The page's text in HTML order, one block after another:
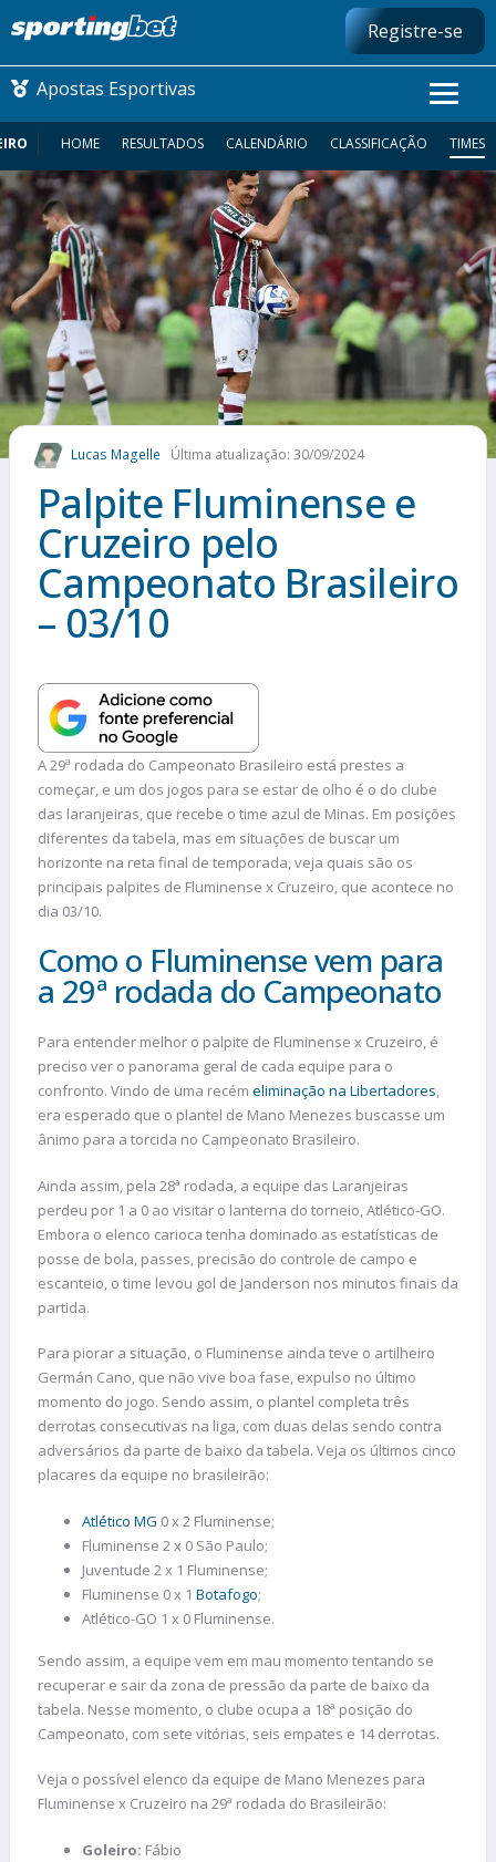
Registre-se
Apostas Esportivas
CONMEBOL LIBERTADORES
FUTEBOL NACIONAL
FUTEBOL INTERNACIONAL
COMO APOSTAR
MAIS ESPORTES
HOME RESULTADOS CALENDÁRIO CLASSIFICAÇÃO TIMES
Lucas Magelle Última atualização: 30/09/2024
Palpite Fluminense e
Cruzeiro pelo
Campeonato Brasileiro
– 03/10
A 29ª rodada do Campeonato Brasileiro está prestes a
começar, e um dos jogos para se estar de olho é o do clube
das laranjeiras, que recebe o time azul de Minas. Em posições
diferentes da tabela, mas em situações de buscar um
horizonte na reta final de temporada, veja quais são os
principais palpites de Fluminense x Cruzeiro, que acontece no
dia 03/10.
Como o Fluminense vem para
a 29ª rodada do Campeonato
Para entender melhor o palpite de Fluminense x Cruzeiro, é
preciso ver o panorama geral de cada equipe para o
confronto. Vindo de uma recém eliminação na Libertadores,
era esperado que o plantel de Mano Menezes buscasse um
ânimo para a torcida no Campeonato Brasileiro.
Ainda assim, pela 28ª rodada, a equipe das Laranjeiras
perdeu por 1 a 0 ao visitar o lanterna do torneio, Atlético-GO.
Embora o elenco carioca tenha dominado as estatísticas de
posse de bola, passes, precisão do controle de campo e
escanteio, o time levou gol de Janderson nos minutos finais da
partida.
Para piorar a situação, o Fluminense ainda teve o artilheiro
Germán Cano, que não vive boa fase, expulso no último
momento do jogo. Sendo assim, o plantel completa três
derrotas consecutivas na liga, com duas delas sendo contra
adversários da parte de baixo da tabela. Veja os últimos cinco
placares da equipe no brasileirão:
Atlético MG 0 x 2 Fluminense;
Fluminense 2 x 0 São Paulo;
Juventude 2 x 1 Fluminense;
Fluminense 0 x 1 Botafogo;
Atlético-GO 1 x 0 Fluminense.
Sendo assim, a equipe vem em mau momento tentando se
recuperar e sair da zona de pressão da parte de baixo da
tabela. Nesse momento, o clube ocupa a 18ª posição do
Campeonato, com sete vitórias, seis empates e 14 derrotas.
Veja o possível elenco da equipe de Mano Menezes para
Fluminense x Cruzeiro na 29ª rodada do Brasileirão:
Goleiro: Fábio